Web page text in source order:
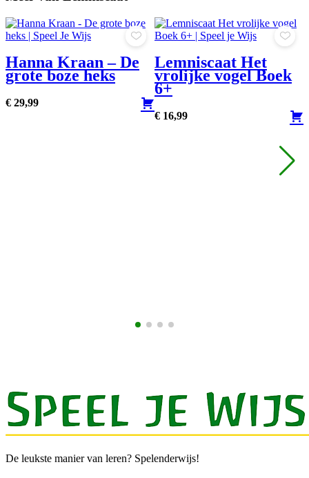
Hanna Kraan – De
grote boze heks
€ 29,99
Lemniscaat Het
vrolijke vogel Boek
6+
€ 16,99
De leukste manier van leren? Spelenderwijs!